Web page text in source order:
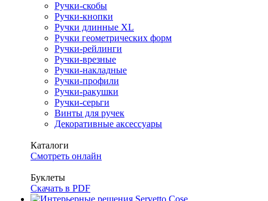
Ручки-скобы
Ручки-кнопки
Ручки длинные XL
Ручки геометрических форм
Ручки-рейлинги
Ручки-врезные
Ручки-накладные
Ручки-профили
Ручки-ракушки
Ручки-серьги
Винты для ручек
Декоративные аксессуары
Каталоги
Смотреть онлайн
Буклеты
Скачать в PDF